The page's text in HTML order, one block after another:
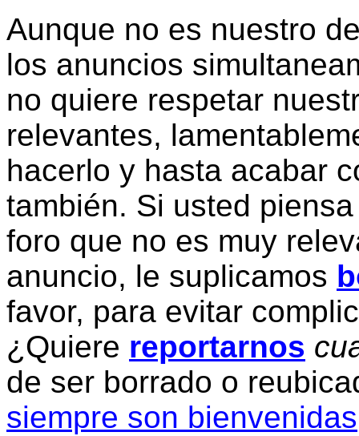
Aunque no es nuestro
los anuncios
no quiere respetar
relevantes,
hacerlo y hasta acabar
también. Si usted
foro que no es muy
anuncio, le suplicamos
favor, para evitar
¿Quiere reportarnos
de ser borrado o
siempre son bienvenidas